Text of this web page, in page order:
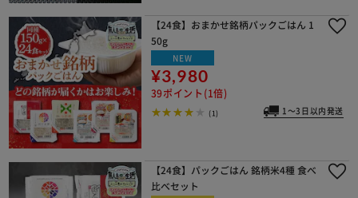
【24食】おまかせ銘柄パックごはん 1
50g
NEW
¥3,980
39ポイント(1倍)
(1) 1～3日以内発送
【24食】パックごはん 銘柄米4種 食べ
比べセット